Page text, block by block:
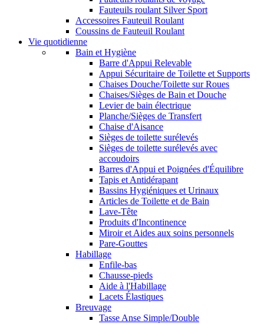
Fauteuils roulant Silver Sport
Accessoires Fauteuil Roulant
Coussins de Fauteuil Roulant
Vie quotidienne
Bain et Hygiène
Barre d'Appui Relevable
Appui Sécuritaire de Toilette et Supports
Chaises Douche/Toilette sur Roues
Chaises/Sièges de Bain et Douche
Levier de bain électrique
Planche/Sièges de Transfert
Chaise d'Aisance
Sièges de toilette surélevés
Sièges de toilette surélevés avec
accoudoirs
Barres d'Appui et Poignées d'Équilibre
Tapis et Antidérapant
Bassins Hygiéniques et Urinaux
Articles de Toilette et de Bain
Lave-Tête
Produits d'Incontinence
Miroir et Aides aux soins personnels
Pare-Gouttes
Habillage
Enfile-bas
Chausse-pieds
Aide à l'Habillage
Lacets Élastiques
Breuvage
Tasse Anse Simple/Double